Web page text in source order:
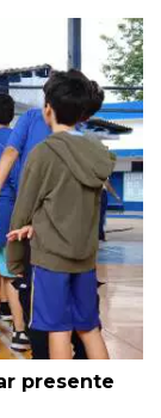
presente